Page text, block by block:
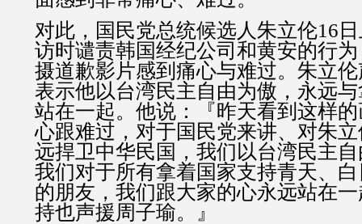
对此，国民党总统候选人朱立伦16
访时谴责韩国经纪公司和黄安的行
摄道歉影片感到痛心与难过。朱立
表示他以台湾民主自由为傲，永远
站在一起。他说：『昨天看到这样
心跟难过，对于国民党来讲、对朱
远捍卫中华民国，我们以台湾民主
我们对于所有拿着国家支持青天、
的朋友，我们跟大家的心永远站在
持也声援周子瑜。』